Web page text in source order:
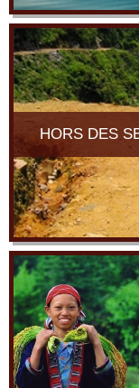
HORS DES